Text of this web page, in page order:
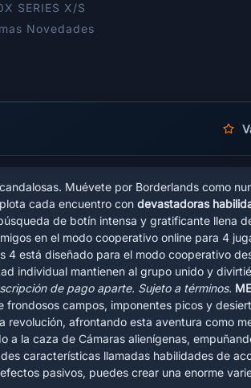
SERIES X/S
Novedades
Muévete por Borderlands como
cada encuentro con devastadoras
de botín intensa y gratificante llena
en el modo cooperativo online para 4
4 está diseñado para el modo cooperativo
individual mantienen al grupo unido y
de pago aparte. Sujeto a términos.
campos, imponentes picos y
revolución, afrontando esta aventura como
la caza de Cámaras alienígenas,
características llamadas habilidades de
pasivos, puedes crear una enorme